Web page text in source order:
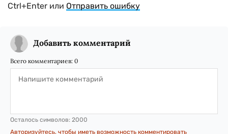
Ctrl+Enter или Отправить ошибку
Добавить комментарий
Всего комментариев: 0
Осталось символов: 2000
Авторизуйтесь, чтобы иметь возможность комментировать